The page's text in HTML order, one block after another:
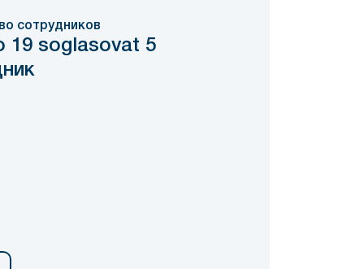
сотрудников
19 soglasovat 5